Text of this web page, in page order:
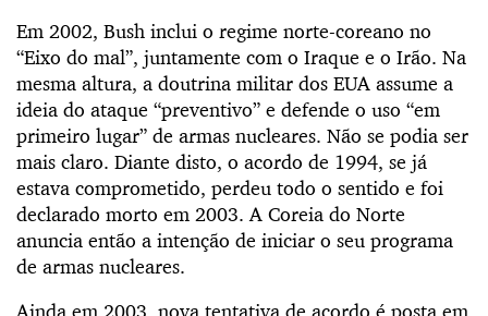
Em 2002, Bush inclui o regime norte-coreano no
“Eixo do mal”, juntamente com o Iraque e o Irão. Na
mesma altura, a doutrina militar dos EUA assume a
ideia do ataque “preventivo” e defende o uso “em
primeiro lugar” de armas nucleares. Não se podia ser
mais claro. Diante disto, o acordo de 1994, se já
estava comprometido, perdeu todo o sentido e foi
declarado morto em 2003. A Coreia do Norte
anuncia então a intenção de iniciar o seu programa
de armas nucleares.